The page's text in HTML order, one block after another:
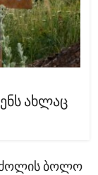
ახლაც
ბოლო